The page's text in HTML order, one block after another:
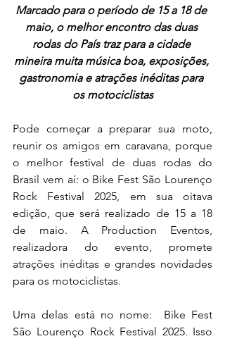
Marcado para o período de 15 a 18 de
maio, o melhor encontro das duas
rodas do País traz para a cidade
mineira muita música boa, exposições,
gastronomia e atrações inéditas para
os motociclistas
Pode começar a preparar sua moto,
reunir os amigos em caravana, porque
o melhor festival de duas rodas do
Brasil vem aí: o Bike Fest São Lourenço
Rock Festival 2025, em sua oitava
edição, que será realizado de 15 a 18
de maio. A Production Eventos,
realizadora do evento, promete
atrações inéditas e grandes novidades
para os motociclistas.
Uma delas está no nome:  Bike Fest
São Lourenço Rock Festival 2025. Isso